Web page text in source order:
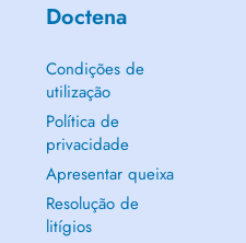
Doctena
Condições de
utilização
Política de
privacidade
Apresentar queixa
Resolução de
litígios